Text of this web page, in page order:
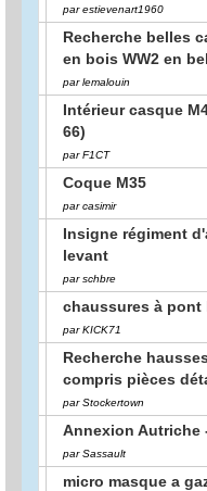
par estievenart1960
Recherche belles
en bois WW2 en
par lemalouin
Intérieur casque
66)
par F1CT
Coque M35
par casimir
Insigne régiment
levant
par schbre
chaussures à pont
par KICK71
Recherche
compris pièces
par Stockertown
Annexion Autriche
par Sassault
micro masque a